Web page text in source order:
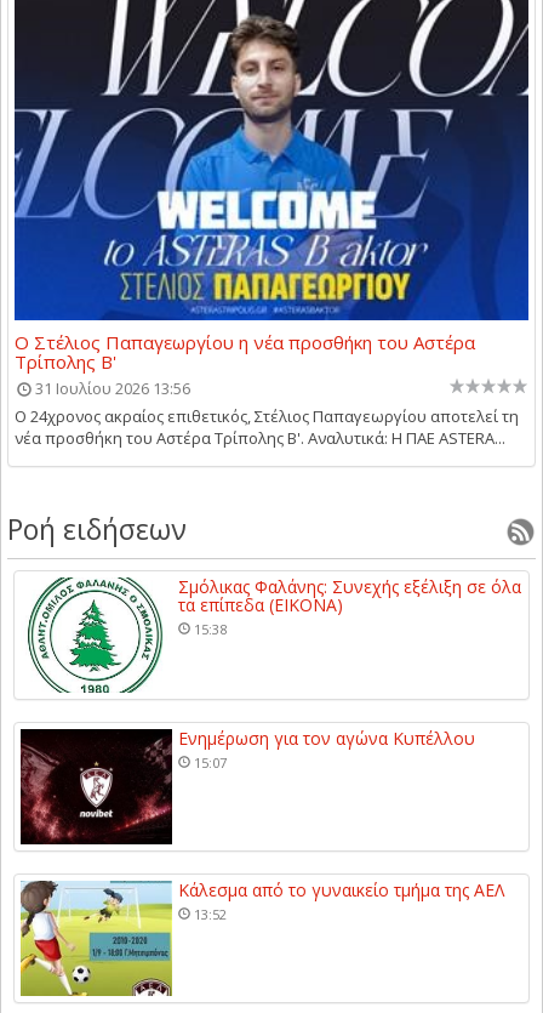
Ο Στέλιος Παπαγεωργίου η νέα προσθήκη του Αστέρα
Τρίπολης Β'
31 Ιουλίου 2026 13:56
Ο 24χρονος ακραίος επιθετικός, Στέλιος Παπαγεωργίου αποτελεί τη
νέα προσθήκη του Αστέρα Τρίπολης Β'. Αναλυτικά: Η ΠΑΕ ASTERA...
Ροή ειδήσεων
Σμόλικας Φαλάνης: Συνεχής εξέλιξη σε όλα
τα επίπεδα (ΕΙΚΟΝΑ)
15:38
Ενημέρωση για τον αγώνα Κυπέλλου
15:07
Κάλεσμα από το γυναικείο τμήμα της ΑΕΛ
13:52